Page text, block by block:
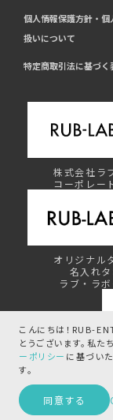
こんにちは！RUB-
とうございます。 私た
ーポリシー に基づい
す。
同意する
個人情報保護方針・個
扱いについて
特定商取引法に基づく
株式会社ラ
コーポレー
オリジナル
名入れ
ラブ・ラ
©︎